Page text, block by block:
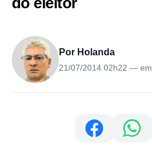
Por Holanda
21/07/2014 02h22 — em